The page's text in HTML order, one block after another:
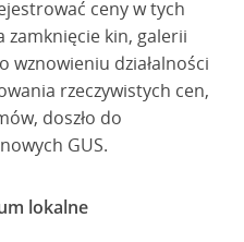
ceny w tych
zamknięcie kin, galerii
wznowieniu działalności
rzeczywistych cen,
doszło do
GUS.
lokalne